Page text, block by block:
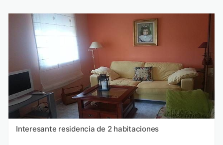
Interesante residencia de 2 habitaciones